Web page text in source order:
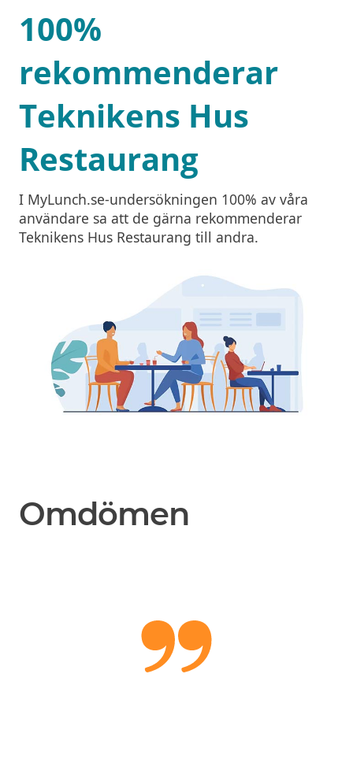
100%
rekommenderar
Teknikens Hus
Restaurang
I MyLunch.se-undersökningen 100% av våra
användare sa att de gärna rekommenderar
Teknikens Hus Restaurang till andra.
Omdömen